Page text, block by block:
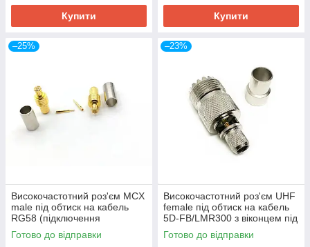
Купити Купити
–25%
Високочастотний роз'єм MCX
male під обтиск на кабель
RG58 (підключення
зовнішньої антена DJI RC
PLUS Matrice 30)
Готово до відправки
–23%
Високочастотний роз'єм UHF
female під обтиск на кабель
5D-FB/LMR300 з віконцем під
пайку, преміум якість
Готово до відправки